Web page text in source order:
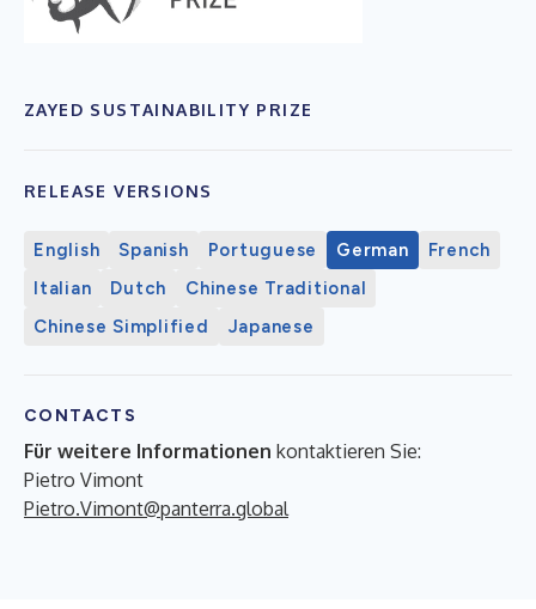
ZAYED SUSTAINABILITY PRIZE
RELEASE VERSIONS
English Spanish Portuguese German
French
Italian
Dutch
Chinese Traditional
Chinese Simplified
Japanese
CONTACTS
Für weitere Informationen kontaktieren Sie:
Pietro Vimont
Pietro.Vimont@panterra.global